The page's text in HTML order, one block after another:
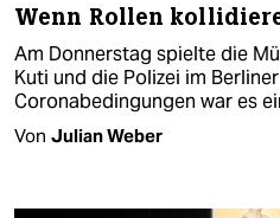
Wenn Rollen
Am Donnerstag spielte die
Kuti und die Polizei im
Coronabedingungen war es
Von Julian Weber